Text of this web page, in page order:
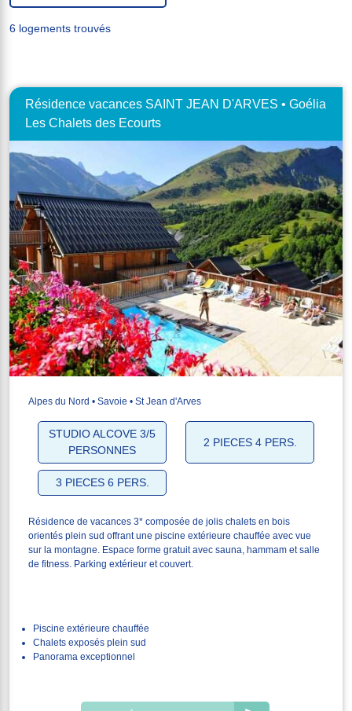
6 logements trouvés
Résidence vacances SAINT JEAN D'ARVES • Goélia
Les Chalets des Ecourts
Alpes du Nord • Savoie • St Jean d'Arves
STUDIO ALCOVE 3/5
PERSONNES
2 PIECES 4 PERS.
3 PIECES 6 PERS.
Résidence de vacances 3* composée de jolis chalets en bois
orientés plein sud offrant une piscine extérieure chauffée avec vue
sur la montagne. Espace forme gratuit avec sauna, hammam et salle
de fitness. Parking extérieur et couvert.
Piscine extérieure chauffée
Chalets exposés plein sud
Panorama exceptionnel